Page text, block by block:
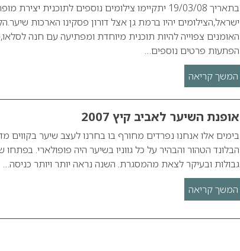
בתאריך 19/03/08 יתקיימו צילומים נוספים לתוכנית
ישראל,הצילומים יהיו ברמת גן אצל דורון פסקינו הארכות
האומנים צפוייה להיות תוכנית מיוחדת ומפתיעה עם חנה
הפתעות פרטים נוספים…
המשך קריאה
אופנת השיער לאביב קיץ 2007
בימים אלו אנחנו נפרדים מחורף בו בחרנו לעצב שיער בקווים
גבולות ובעיקר לצאת מהמסגרת. השנה נראה יותר ויותר כניסה…
המשך קריאה